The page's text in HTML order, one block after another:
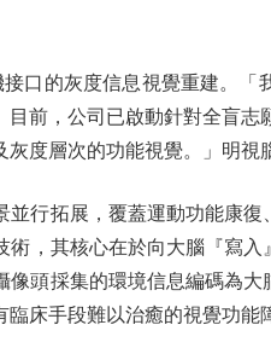
的灰度信息視覺重建。「
前，公司已啟動針對全盲
度層次的功能視覺。」明視
拓展，覆蓋運動功能康復
，其核心在於向大腦『寫
頭採集的環境信息編碼為
床手段難以治癒的視覺功能